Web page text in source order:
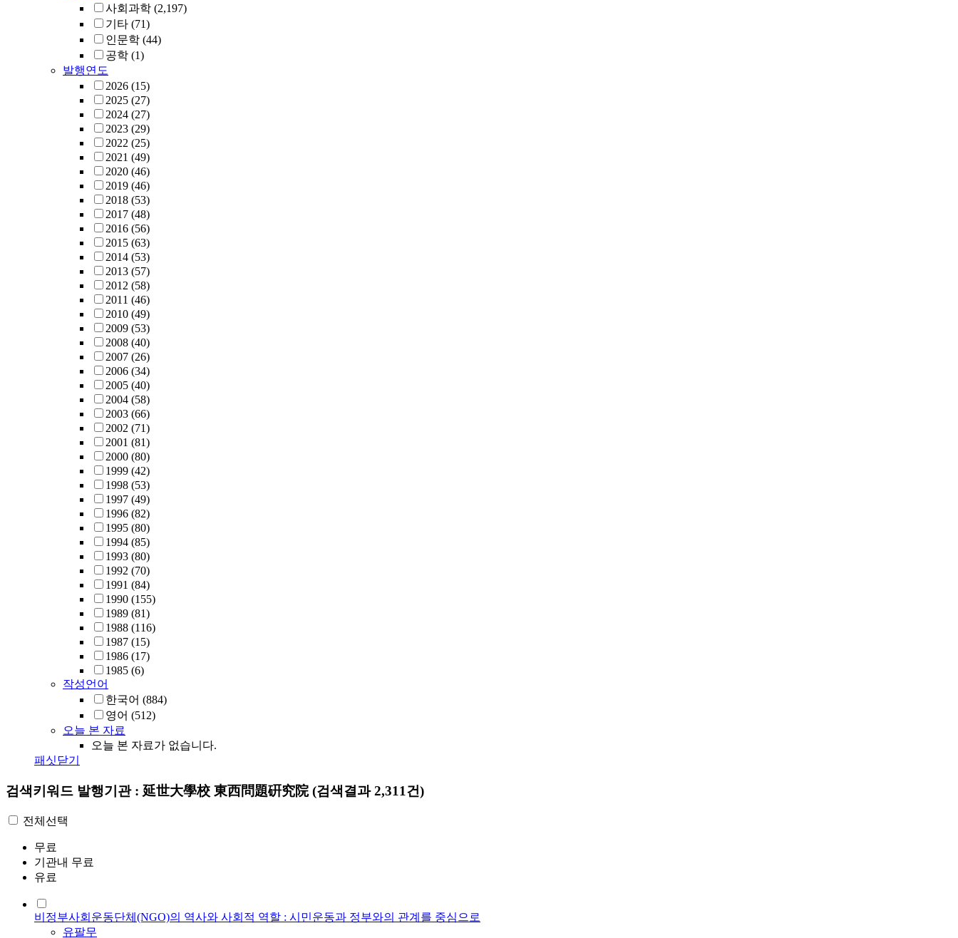
사회과학 (2,197)
기타 (71)
인문학 (44)
공학 (1)
발행연도
2026 (15)
2025 (27)
2024 (27)
2023 (29)
2022 (25)
2021 (49)
2020 (46)
2019 (46)
2018 (53)
2017 (48)
2016 (56)
2015 (63)
2014 (53)
2013 (57)
2012 (58)
2011 (46)
2010 (49)
2009 (53)
2008 (40)
2007 (26)
2006 (34)
2005 (40)
2004 (58)
2003 (66)
2002 (71)
2001 (81)
2000 (80)
1999 (42)
1998 (53)
1997 (49)
1996 (82)
1995 (80)
1994 (85)
1993 (80)
1992 (70)
1991 (84)
1990 (155)
1989 (81)
1988 (116)
1987 (15)
1986 (17)
1985 (6)
작성언어
한국어 (884)
영어 (512)
오늘 본 자료
오늘 본 자료가 없습니다.
패싯닫기
검색키워드 발행기관 : 延世大學校 東西問題硏究院(검색결과 2,311건)
전체선택
무료
기관내 무료
유료
비정부사회운동단체(NGO)의 역사와 사회적 역할 : 시민운동과 정부와의 관계를 중심으로
유팔무